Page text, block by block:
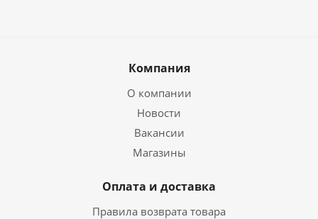
Компания
О компании
Новости
Вакансии
Магазины
Оплата и доставка
Правила возврата товара